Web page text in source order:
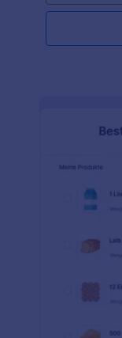
hinzufügen,
ändern und
oder als
Ihres